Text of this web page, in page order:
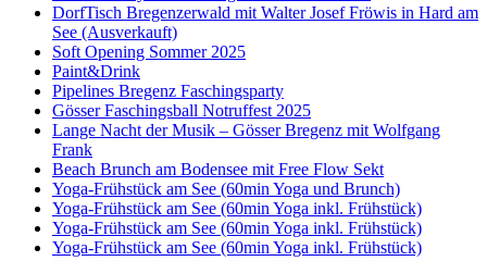
DorfTisch Bregenzerwald mit Walter Josef Fröwis in Hard am
See (Ausverkauft)
Soft Opening Sommer 2025
Paint&Drink
Pipelines Bregenz Faschingsparty
Gösser Faschingsball Notruffest 2025
Lange Nacht der Musik – Gösser Bregenz mit Wolfgang
Frank
Beach Brunch am Bodensee mit Free Flow Sekt
Yoga-Frühstück am See (60min Yoga und Brunch)
Yoga-Frühstück am See (60min Yoga inkl. Frühstück)
Yoga-Frühstück am See (60min Yoga inkl. Frühstück)
Yoga-Frühstück am See (60min Yoga inkl. Frühstück)